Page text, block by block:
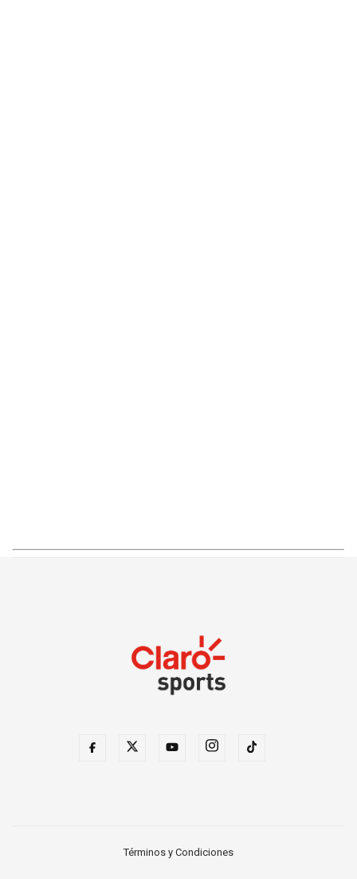
Términos y Condiciones